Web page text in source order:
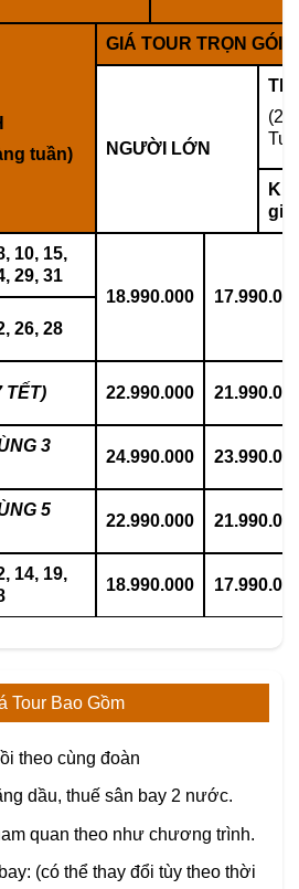
tuần)
GIÁ TOUR TRỌN GÓI
NGƯỜI LỚN
(2
10, 15,
29, 31
18.990.000
26, 28
TẾT) 22.990.000
3
24.990.000
5
22.990.000
14, 19,
18.990.000
Tour Bao Gồm
theo cùng đoàn
dầu, thuế sân bay 2 nước.
quan theo như chương trình.
(có thể thay đổi tùy theo thời